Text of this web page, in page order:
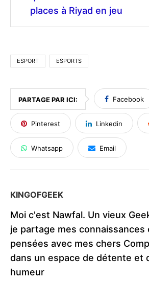
places à Riyad en jeu
ESPORT ESPORTS
PARTAGE PAR ICI: Facebook
Pinterest Linkedin
Whatsapp Email
KINGOFGEEK
Moi c'est Nawfal. Un vieux
je partage mes connaissances
pensées avec mes chers
dans un espace de détente et
humeur